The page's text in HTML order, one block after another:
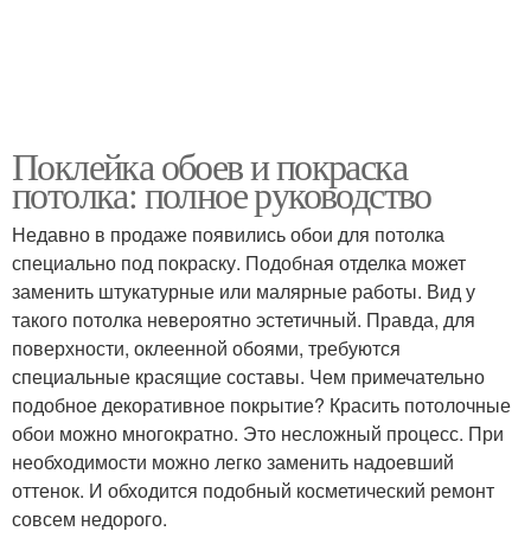
Поклейка обоев и покраска
потолка: полное руководство
Недавно в продаже появились обои для потолка
специально под покраску. Подобная отделка может
заменить штукатурные или малярные работы. Вид у
такого потолка невероятно эстетичный. Правда, для
поверхности, оклеенной обоями, требуются
специальные красящие составы. Чем примечательно
подобное декоративное покрытие? Красить потолочные
обои можно многократно. Это несложный процесс. При
необходимости можно легко заменить надоевший
оттенок. И обходится подобный косметический ремонт
совсем недорого.